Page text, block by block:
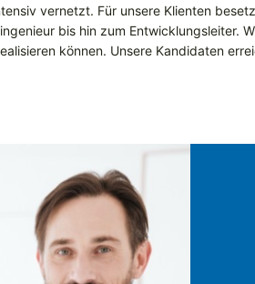
vernetzt. Für unsere Klienten
bis hin zum Entwicklungsleiter.
können. Unsere Kandidaten